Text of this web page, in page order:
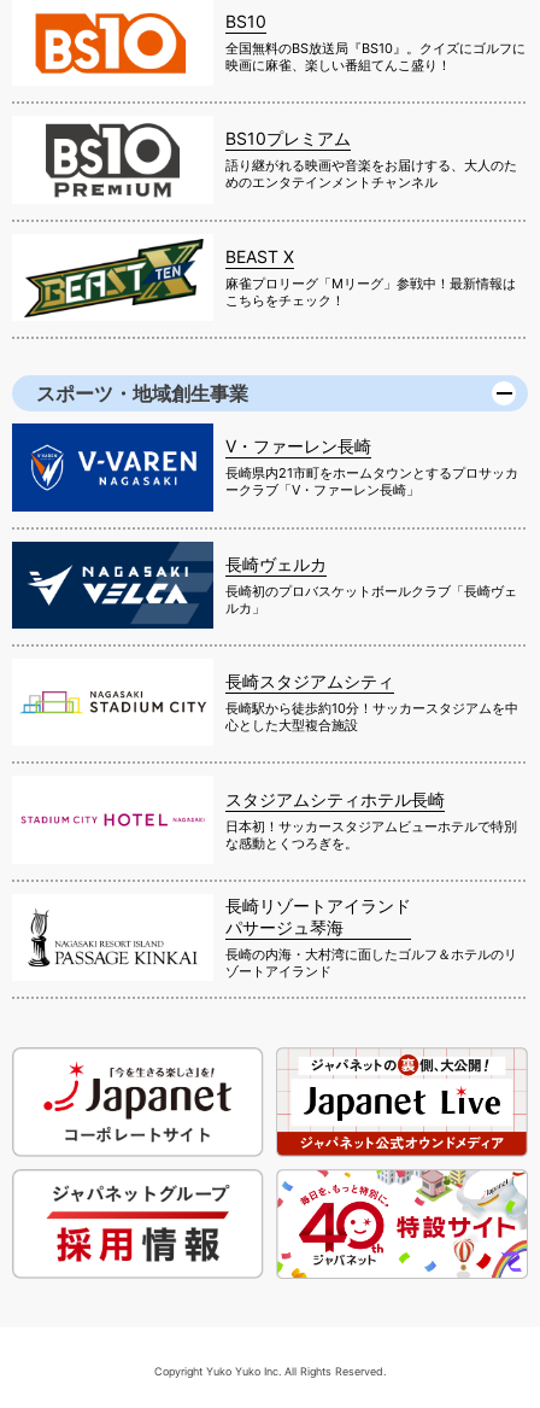
BS10
全国無料のBS放送局『BS10』。クイズにゴルフに
映画に麻雀、楽しい番組てんこ盛り！
BS10プレミアム
語り継がれる映画や音楽をお届けする、大人のた
めのエンタテインメントチャンネル
BEAST X
麻雀プロリーグ「Mリーグ」参戦中！最新情報は
こちらをチェック！
スポーツ・地域創生事業
V・ファーレン長崎
長崎県内21市町をホームタウンとするプロサッカ
ークラブ「V・ファーレン長崎」
長崎ヴェルカ
長崎初のプロバスケットボールクラブ「長崎ヴェ
ルカ」
長崎スタジアムシティ
長崎駅から徒歩約10分！サッカースタジアムを中
心とした大型複合施設
スタジアムシティホテル長崎
日本初！サッカースタジアムビューホテルで特別
な感動とくつろぎを。
長崎リゾートアイランド
パサージュ琴海
長崎の内海・大村湾に面したゴルフ＆ホテルのリ
ゾートアイランド
Copyright Yuko Yuko Inc. All Rights Reserved.